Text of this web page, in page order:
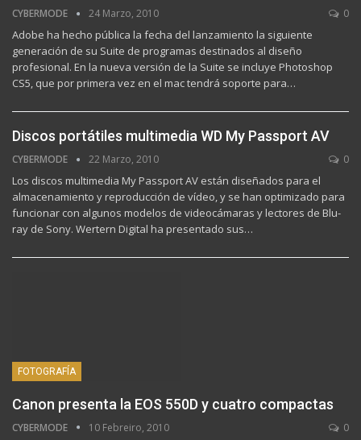
CYBERMODE 24 Marzo, 2010 0
Adobe ha hecho pública la fecha del lanzamiento la siguiente
generación de su Suite de programas destinados al diseño
profesional. En la nueva versión de la Suite se incluye Photoshop
CS5, que por primera vez en el mac tendrá soporte para…
Discos portátiles multimedia WD My Passport AV
CYBERMODE 22 Marzo, 2010 0
Los discos multimedia My Passport AV están diseñados para el
almacenamiento y reproducción de vídeo, y se han optimizado para
funcionar con algunos modelos de videocámaras y lectores de Blu-
ray de Sony. Wertern Digital ha presentado sus…
FOTOGRAFÍA
Canon presenta la EOS 550D y cuatro compactas
CYBERMODE 10 Febreiro, 2010 0